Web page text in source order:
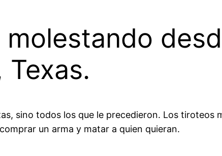
sino todos los que le precedieron. Los tiroteos
un arma y matar a quien quieran.